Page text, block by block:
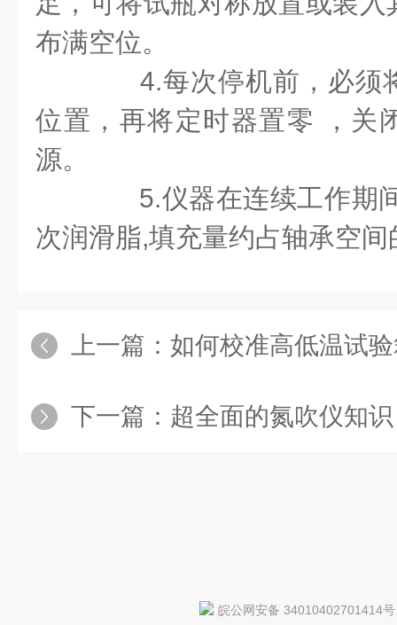
布满空位。
4.每次停机前，必须
位置，再将定时器置零 ，关
源。
5.仪器在连续工作期
次润滑脂,填充量约占轴承空间
上一篇： 如何校准高低温试
下一篇： 超全面的氮吹仪知识
皖公网安备 34010402701414号